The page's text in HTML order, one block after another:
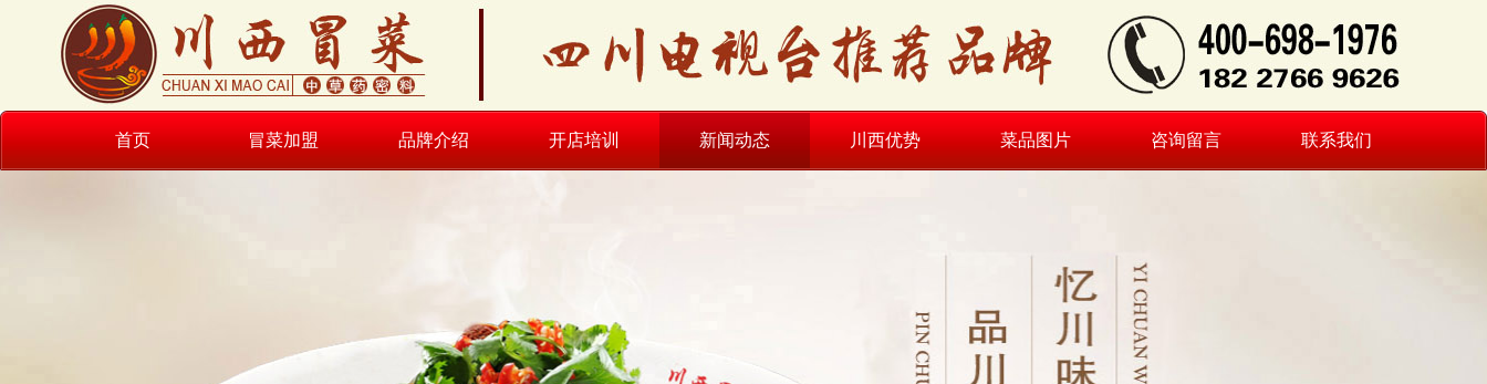
首页 冒菜加盟 品牌介绍 开店培训 新闻动态 川西优势 菜品图片 咨询留言 联系我们